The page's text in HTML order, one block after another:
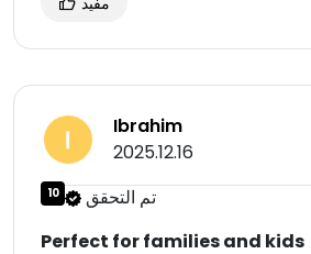
Ibrahim
2025.12.16
10
تم التحقق
Perfect for families and kids